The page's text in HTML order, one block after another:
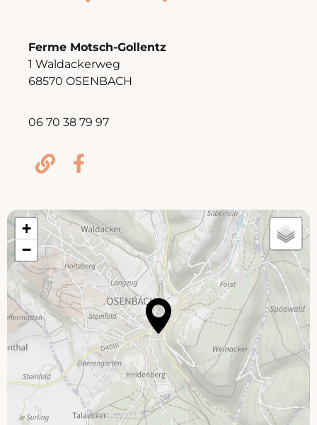
Ferme Motsch-Gollentz
1 Waldackerweg
68570 OSENBACH
06 70 38 79 97
+
−